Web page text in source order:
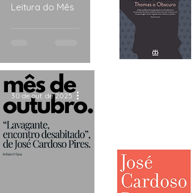
Leitura do Mês
30 de out. de 2025